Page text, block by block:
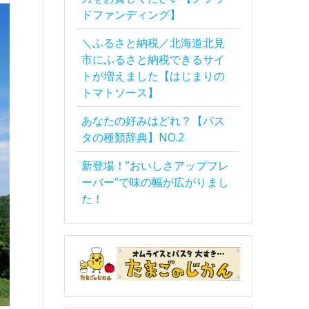
ドファンディング】
＼ふるさと納税／北海道北見
市にふるさと納税できるサイ
トが増えました【はじまりの
トマトソース】
あなたの好みはどれ？【パス
タの種類辞典】NO.2
新登場！”おいしさアップフレ
ーバー”で味の幅が広がりまし
た！